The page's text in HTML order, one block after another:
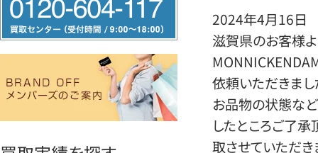
リ
ー
ヤ
2024年4月16日
滋賀県のお客様
依頼いただきまし
お品物の状態など
したところご了
取させていただき